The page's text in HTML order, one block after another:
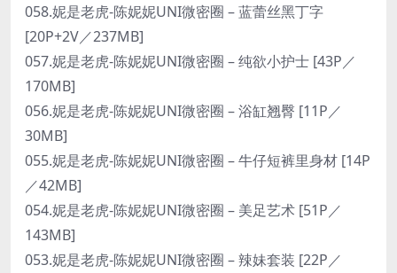
058.妮是老虎-陈妮妮UNI微密圈 – 蓝蕾丝黑丁字
[20P+2V／237MB]
057.妮是老虎-陈妮妮UNI微密圈 – 纯欲小护士 [43P／
170MB]
056.妮是老虎-陈妮妮UNI微密圈 – 浴缸翘臀 [11P／
30MB]
055.妮是老虎-陈妮妮UNI微密圈 – 牛仔短裤里身材 [14P
／42MB]
054.妮是老虎-陈妮妮UNI微密圈 – 美足艺术 [51P／
143MB]
053.妮是老虎-陈妮妮UNI微密圈 – 辣妹套装 [22P／